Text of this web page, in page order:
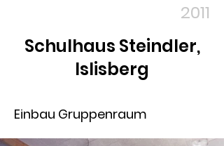
2011
Schulhaus Steindler,
Islisberg
Einbau Gruppenraum